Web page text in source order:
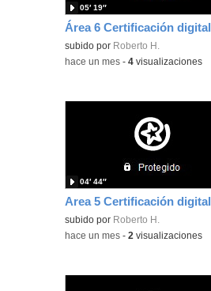
Área 6 Certificación digital
Contenido educativo.
subido por Roberto H.
05′ 19″
-hace un mes -4 visualizaciones
Area 5 Certificación digital
Contenido educativo.
subido por Roberto H.
04′ 44″
-hace un mes -2 visualizaciones